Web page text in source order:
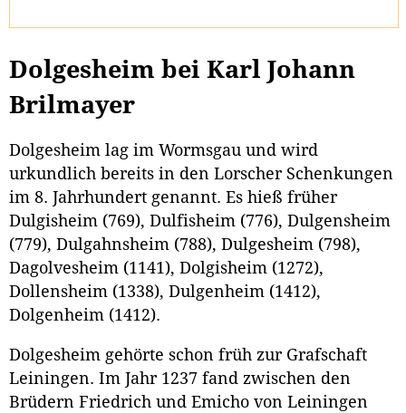
Dolgesheim bei Karl Johann
Brilmayer
Dolgesheim lag im Wormsgau und wird
urkundlich bereits in den Lorscher Schenkungen
im 8. Jahrhundert genannt. Es hieß früher
Dulgisheim (769), Dulfisheim (776), Dulgensheim
(779), Dulgahnsheim (788), Dulgesheim (798),
Dagolvesheim (1141), Dolgisheim (1272),
Dollensheim (1338), Dulgenheim (1412),
Dolgenheim (1412).
Dolgesheim gehörte schon früh zur Grafschaft
Leiningen. Im Jahr 1237 fand zwischen den
Brüdern Friedrich und Emicho von Leiningen